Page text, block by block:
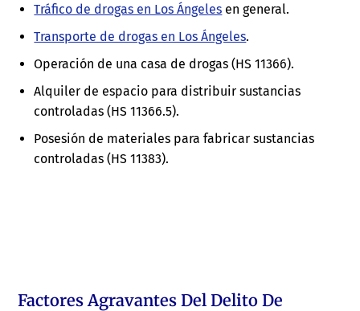
Tráfico de drogas en Los Ángeles en general.
Transporte de drogas en Los Ángeles.
Operación de una casa de drogas (HS 11366).
Alquiler de espacio para distribuir sustancias
controladas (HS 11366.5).
Posesión de materiales para fabricar sustancias
controladas (HS 11383).
Factores Agravantes Del Delito De